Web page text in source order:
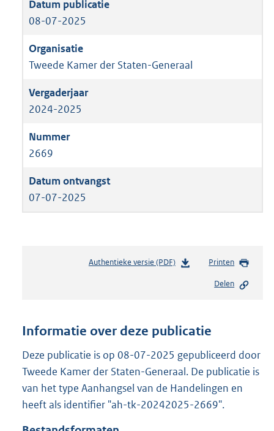
08-07-2025
Tweede Kamer der Staten-Generaal
2024-2025
2669
07-07-2025
Authentieke versie (PDF)b
n
s
r
o
o
Printen
Delen
Informatie over deze publicatie
Deze publicatie is op 08-07-2025 gepubliceerd door
Tweede Kamer der Staten-Generaal. De publicatie is
van het type Aanhangsel van de Handelingen en
heeft als identifier "ah-tk-20242025-2669".